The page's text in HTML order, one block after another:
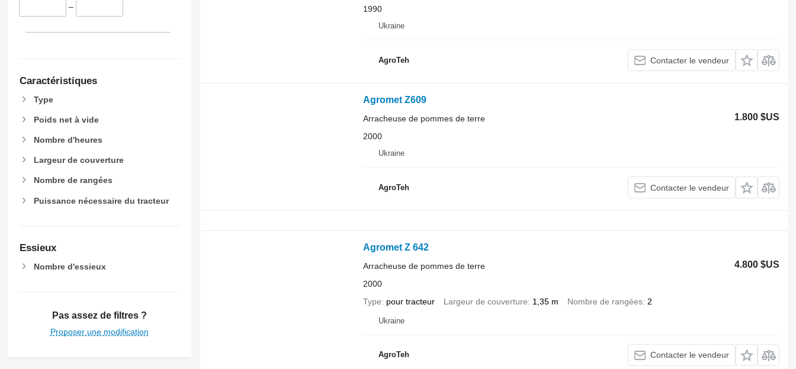
–
Caractéristiques
Type
Poids net à vide
Nombre d'heures
Largeur de couverture
Nombre de rangées
Puissance nécessaire du tracteur
Essieux
Nombre d'essieux
Pas assez de filtres ?
Proposer une modification
1990
Ukraine
AgroTeh Contacter le vendeur
Agromet Z609
1.800 $US
Arracheuse de pommes de terre
2000
Ukraine
AgroTeh Contacter le vendeur
Agromet Z 642
4.800 $US
Arracheuse de pommes de terre
2000
Type
pour tracteur Largeur de couverture 1,35 m Nombre de rangées 2
Ukraine
AgroTeh Contacter le vendeur